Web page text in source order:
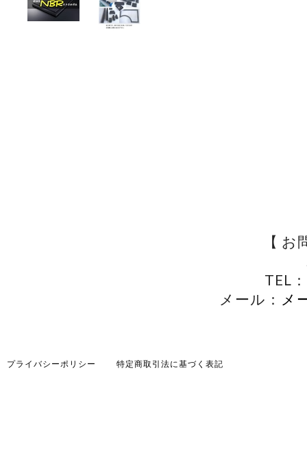
【
TEL
メール： メ
プライバシーポリシー 特定商取引法に基づく表記